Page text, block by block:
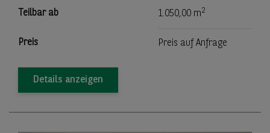
Teilbar ab 1.050,00 m2
Preis Preis auf Anfrage
Details anzeigen